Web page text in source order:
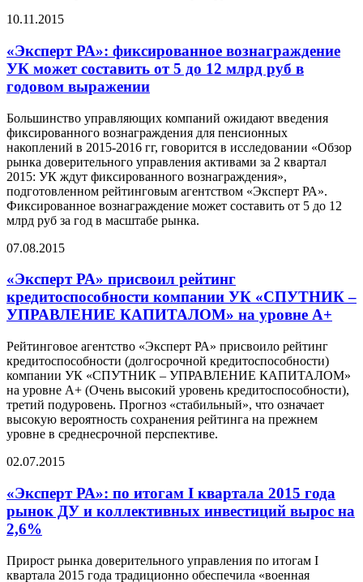
10.11.2015
«Эксперт РА»: фиксированное вознаграждение
УК может составить от 5 до 12 млрд руб в
годовом выражении
Большинство управляющих компаний ожидают введения
фиксированного вознаграждения для пенсионных
накоплений в 2015-2016 гг, говорится в исследовании «Обзор
рынка доверительного управления активами за 2 квартал
2015: УК ждут фиксированного вознаграждения»,
подготовленном рейтинговым агентством «Эксперт РА».
Фиксированное вознаграждение может составить от 5 до 12
млрд руб за год в масштабе рынка.
07.08.2015
«Эксперт РА» присвоил рейтинг
кредитоспособности компании УК «СПУТНИК –
УПРАВЛЕНИЕ КАПИТАЛОМ» на уровне A+
Рейтинговое агентство «Эксперт РА» присвоило рейтинг
кредитоспособности (долгосрочной кредитоспособности)
компании УК «СПУТНИК – УПРАВЛЕНИЕ КАПИТАЛОМ»
на уровне А+ (Очень высокий уровень кредитоспособности),
третий подуровень. Прогноз «стабильный», что означает
высокую вероятность сохранения рейтинга на прежнем
уровне в среднесрочной перспективе.
02.07.2015
«Эксперт РА»: по итогам I квартала 2015 года
рынок ДУ и коллективных инвестиций вырос на
2,6%
Прирост рынка доверительного управления по итогам I
квартала 2015 года традиционно обеспечила «военная